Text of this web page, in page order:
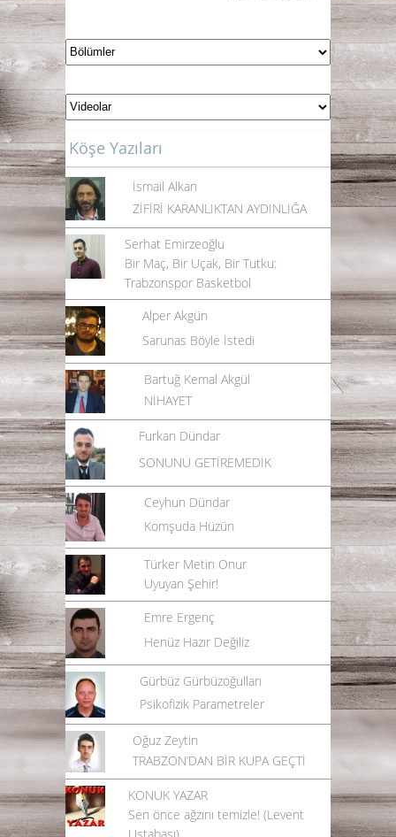
Köşe Yazıları
İsmail Alkan
ZİFİRİ KARANLIKTAN AYDINLIĞA
Serhat Emirzeoğlu
Bir Maç, Bir Uçak, Bir Tutku:
Trabzonspor Basketbol
Alper Akgün
Sarunas Böyle İstedi
Bartuğ Kemal Akgül
NİHAYET
Furkan Dündar
SONUNU GETİREMEDİK
Ceyhun Dündar
Komşuda Hüzün
Türker Metin Onur
Uyuyan Şehir!
Emre Ergenç
Henüz Hazır Değiliz
Gürbüz Gürbüzoğulları
Psikofizik Parametreler
Oğuz Zeytin
TRABZON’DAN BİR KUPA GEÇTİ
KONUK YAZAR
Sen önce ağzını temizle! (Levent